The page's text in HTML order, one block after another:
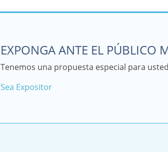
EXPONGA ANTE EL PÚBLICO
Tenemos una propuesta especial para usted
Sea Expositor